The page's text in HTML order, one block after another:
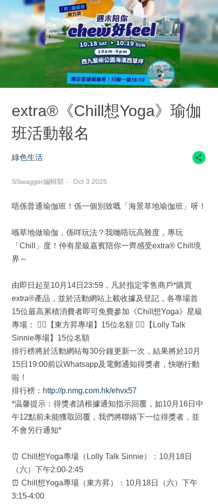
extra®《Chill想Yoga》瑜伽
班活動報名
綠色生活
SSwagger編輯部 Oct 3 2025
唔係普通瑜伽班！係一個別致嘅「海景草地瑜伽班」呀！
喺草地做瑜伽，係咩玩法？我哋唔玩高難度，專玩
「Chill」度！仲有星級嘉賓陪你一齊感受extra® Chill境
界～
由即日起至10月14日23:59，凡於指定零售商戶*購買
extra®產品，並於活動網站上載收據及登記，各專場首
15位最高累積消費者即可免費參加《Chill想Yoga》星級
專場： 🧘‍♂【東方昇專場】15位名額 🧘‍♀【Lolly Talk
Sinnie專場】15位名額
排行榜將於活動網站每30分鐘更新一次，結果將於10月
15日19:00前以Whatsapp及電郵通知得獎者，快啲行動
啦！
排行榜： http://p.nmg.com.hk/ehvx57
*温馨提示：得獎者請根據通知指示回覆，如10月16日中
午12點前未能獲取回覆，我們將聯絡下一位得獎者，並
不會另行通知*
⏰ Chill想Yoga專場（Lolly Talk Sinnie）：10月18日
（六）下午2:00-2:45
⏰ Chill想Yoga專場（東方昇）：10月18日（六）下午
3:15-4:00